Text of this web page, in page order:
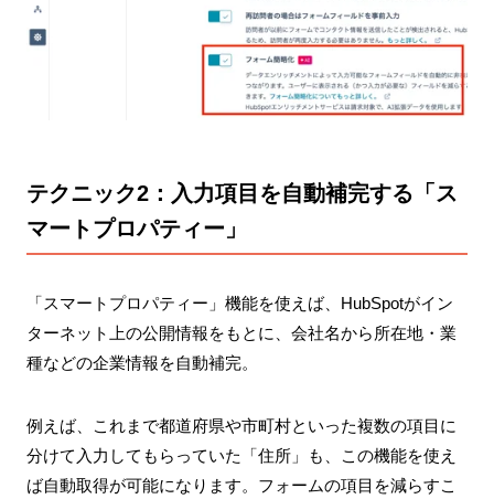
テクニック2：入力項目を自動補完する「ス
マートプロパティー」
「スマートプロパティー」機能を使えば、HubSpotがイン
ターネット上の公開情報をもとに、会社名から所在地・業
種などの企業情報を自動補完。
例えば、これまで都道府県や市町村といった複数の項目に
分けて入力してもらっていた「住所」も、この機能を使え
ば自動取得が可能になります。フォームの項目を減らすこ